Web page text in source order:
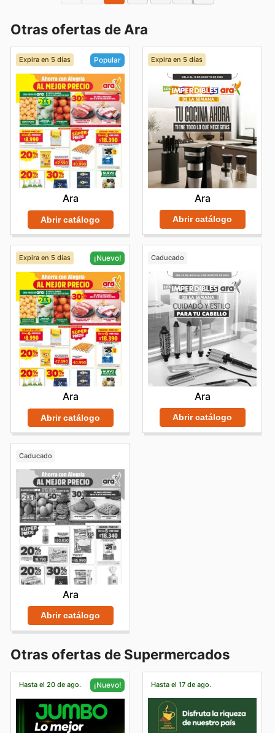
Otras ofertas de Ara
Expira en 5 días Popular
Ara
Abrir catálogo
Expira en 5 días
Ara
Abrir catálogo
Expira en 5 días ¡Nuevo!
Ara
Abrir catálogo
Caducado
Ara
Abrir catálogo
Caducado
Ara
Abrir catálogo
Otras ofertas de Supermercados
Hasta el 20 de ago. ¡Nuevo! Hasta el 17 de ago.